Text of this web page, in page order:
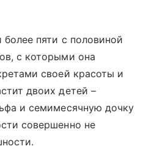
пяти с половиной
с которыми она
своей красоты и
двоих детей –
и семимесячную дочку
совершенно не